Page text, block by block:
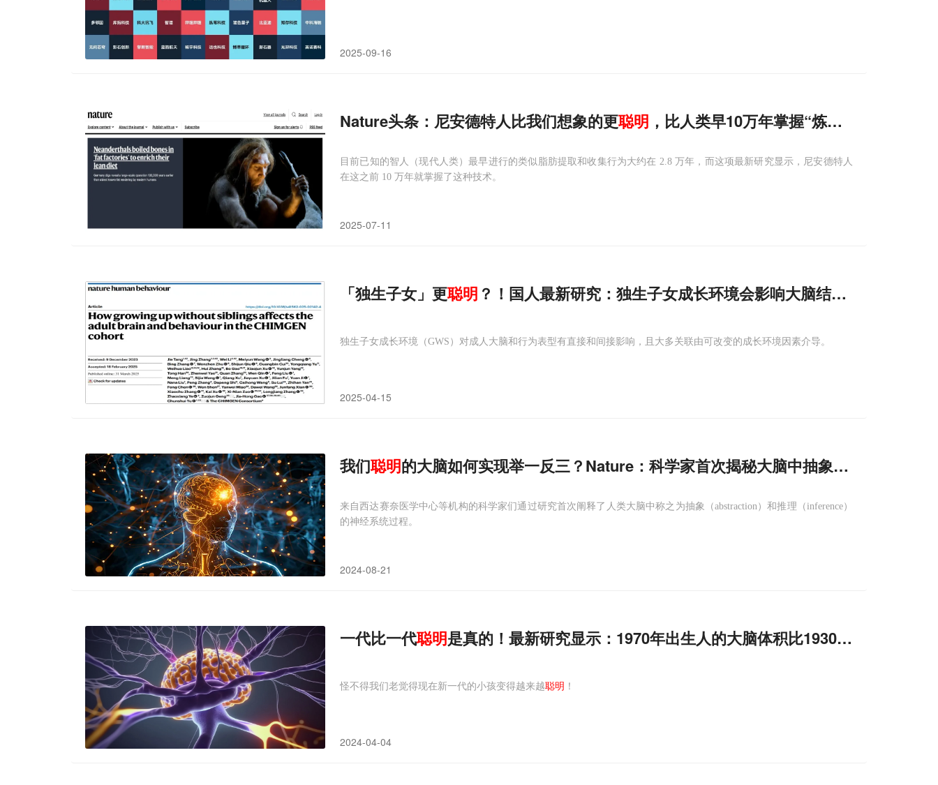
2025-09-16
Nature头条：尼安德特人比我们想象的更聪明 ，比人类早10万年掌握“炼油”技术
目前已知的智人（现代人类）最早进行的类似脂肪提取和收集行为大约在 2.8 万年，而这项最新研究显示，尼安德特人
在这之前 10 万年就掌握了这种技术。
2025-07-11
「独生子女」更聪明 ？！国人最新研究：独生子女成长环境会影响大脑结构与功能，独
独生子女成长环境（GWS）对成人大脑和行为表型有直接和间接影响，且大多关联由可改变的成长环境因素介导。
2025-04-15
我们聪明的大脑如何实现举一反三？Nature：科学家首次揭秘大脑中抽象化与推理过程
来自西达赛奈医学中心等机构的科学家们通过研究首次阐释了人类大脑中称之为抽象（abstraction）和推理（inference）
的神经系统过程。
2024-08-21
一代比一代聪明是真的！最新研究显示：1970年出生人的大脑体积比1930年出生的增
怪不得我们老觉得现在新一代的小孩变得越来越聪明 ！
2024-04-04